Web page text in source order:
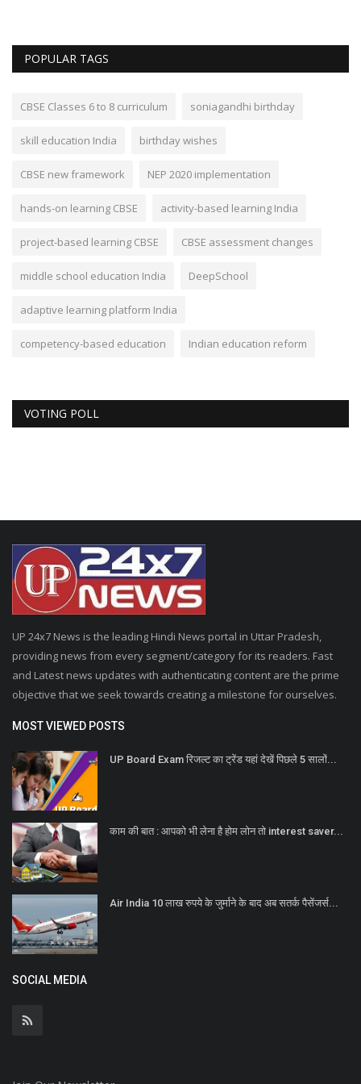
POPULAR TAGS
CBSE Classes 6 to 8 curriculum soniagandhi birthday
skill education India birthday wishes
CBSE new framework NEP 2020 implementation
hands-on learning CBSE activity-based learning India
project-based learning CBSE CBSE assessment changes
middle school education India DeepSchool
adaptive learning platform India
competency-based education Indian education reform
VOTING POLL
UP 24x7 News is the leading Hindi News portal in Uttar Pradesh,
providing news from every segment/category for its readers. Fast
and Latest news updates with authenticating content are the prime
objective that we seek towards creating a milestone for ourselves.
MOST VIEWED POSTS
UP Board Exam रिजल्ट का ट्रेंड यहां देखें पिछले 5 सालों...
काम की बात : आपको भी लेना है होम लोन तो interest saver...
Air India 10 लाख रुपये के जुर्माने के बाद अब सतर्क पैसेंजर्स...
SOCIAL MEDIA